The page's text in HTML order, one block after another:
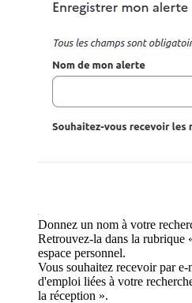
Donnez un nom à votre
Retrouvez-la dans la rubrique
espace personnel.
Vous souhaitez recevoir par
d'emploi liées à votre
la réception ».